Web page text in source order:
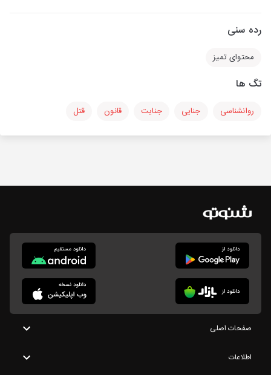
رده سنی
محتوای تمیز
تگ ها
روانشناسی جنایی جنایت قانون قتل
صفحات اصلی
اطلاعات